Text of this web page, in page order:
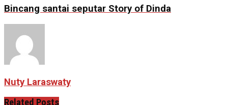
Bincang santai seputar Story of Dinda
Nuty Laraswaty
Related Posts